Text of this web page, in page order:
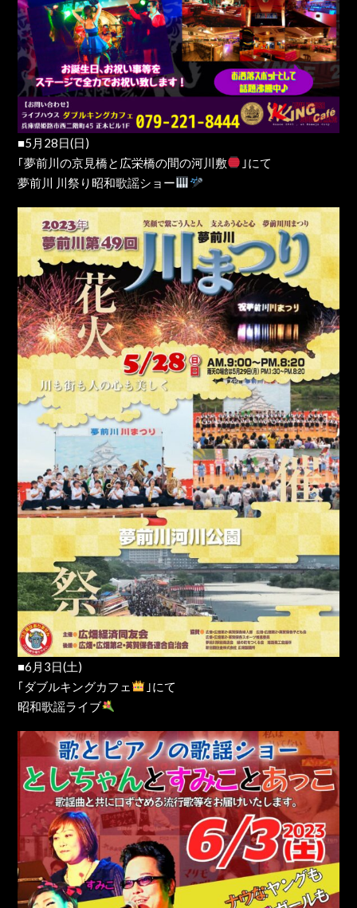
■5月28日(日)
｢夢前川の京見橋と広栄橋の間の河川敷
｣にて
夢前川 川祭り昭和歌謡ショー
■6月3日(土)
｢ダブルキングカフェ
｣にて
昭和歌謡ライブ